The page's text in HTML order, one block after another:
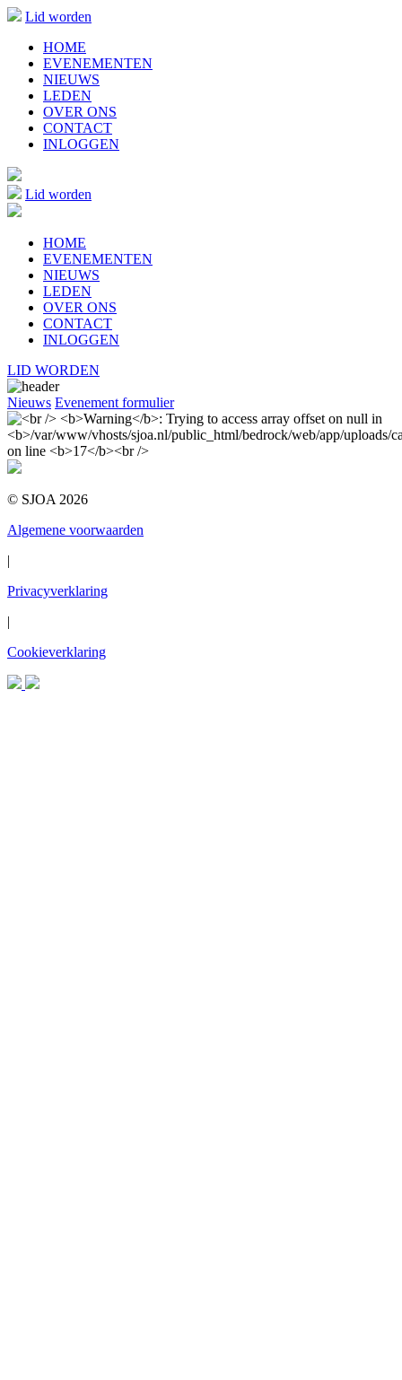
Lid worden
HOME
EVENEMENTEN
NIEUWS
LEDEN
OVER ONS
CONTACT
INLOGGEN
Lid worden
HOME
EVENEMENTEN
NIEUWS
LEDEN
OVER ONS
CONTACT
INLOGGEN
LID WORDEN
Nieuws Evenement formulier
© SJOA 2026
Algemene voorwaarden
|
Privacyverklaring
|
Cookieverklaring